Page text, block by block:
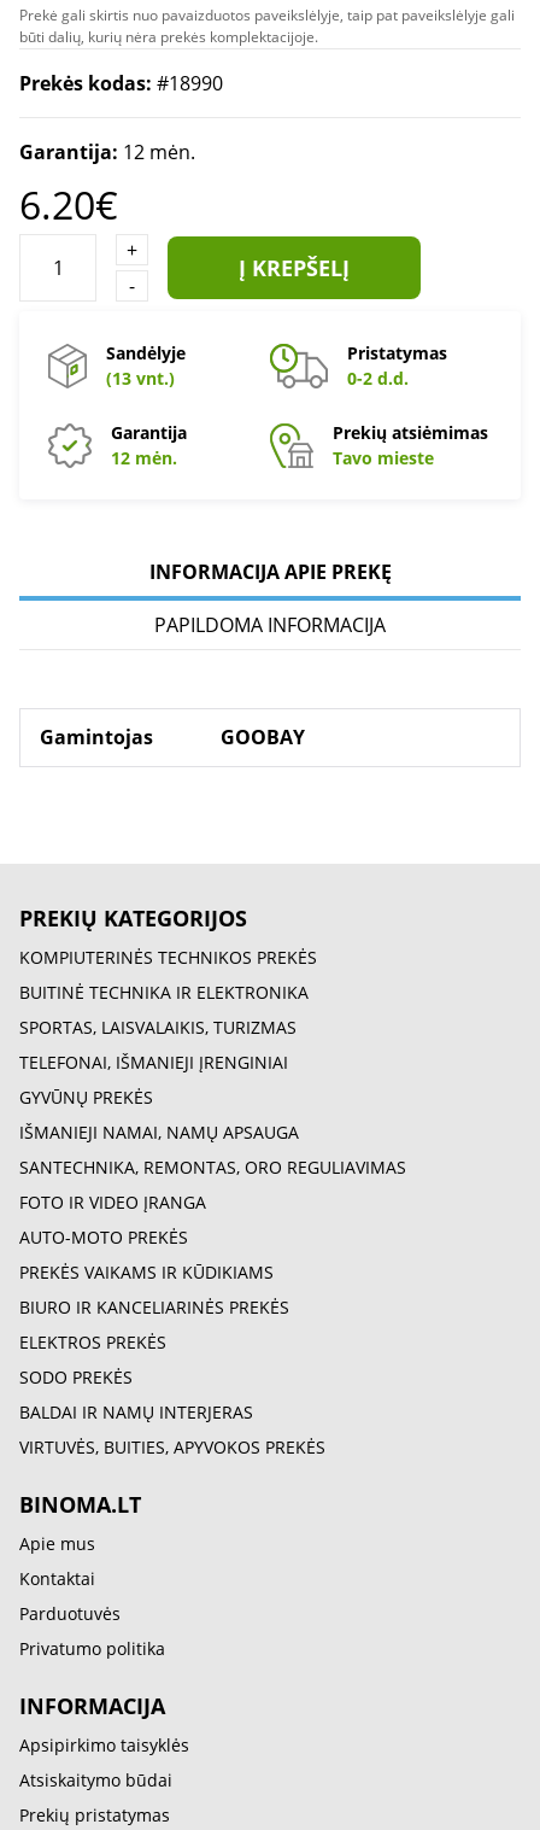
Prekė gali skirtis nuo pavaizduotos paveikslėlyje, taip pat paveikslėlyje gali
būti dalių, kurių nėra prekės komplektacijoje.
Prekės kodas: #18990
Garantija: 12 mėn.
6.20€
+
-
Į KREPŠELĮ
Sandėlyje
(13 vnt.)
Pristatymas
0-2 d.d.
Garantija
12 mėn.
Prekių atsiėmimas
Tavo mieste
INFORMACIJA APIE PREKĘ
PAPILDOMA INFORMACIJA
Gamintojas GOOBAY
PREKIŲ KATEGORIJOS
KOMPIUTERINĖS TECHNIKOS PREKĖS
BUITINĖ TECHNIKA IR ELEKTRONIKA
SPORTAS, LAISVALAIKIS, TURIZMAS
TELEFONAI, IŠMANIEJI ĮRENGINIAI
GYVŪNŲ PREKĖS
IŠMANIEJI NAMAI, NAMŲ APSAUGA
SANTECHNIKA, REMONTAS, ORO REGULIAVIMAS
FOTO IR VIDEO ĮRANGA
AUTO-MOTO PREKĖS
PREKĖS VAIKAMS IR KŪDIKIAMS
BIURO IR KANCELIARINĖS PREKĖS
ELEKTROS PREKĖS
SODO PREKĖS
BALDAI IR NAMŲ INTERJERAS
VIRTUVĖS, BUITIES, APYVOKOS PREKĖS
BINOMA.LT
Apie mus
Kontaktai
Parduotuvės
Privatumo politika
INFORMACIJA
Apsipirkimo taisyklės
Atsiskaitymo būdai
Prekių pristatymas